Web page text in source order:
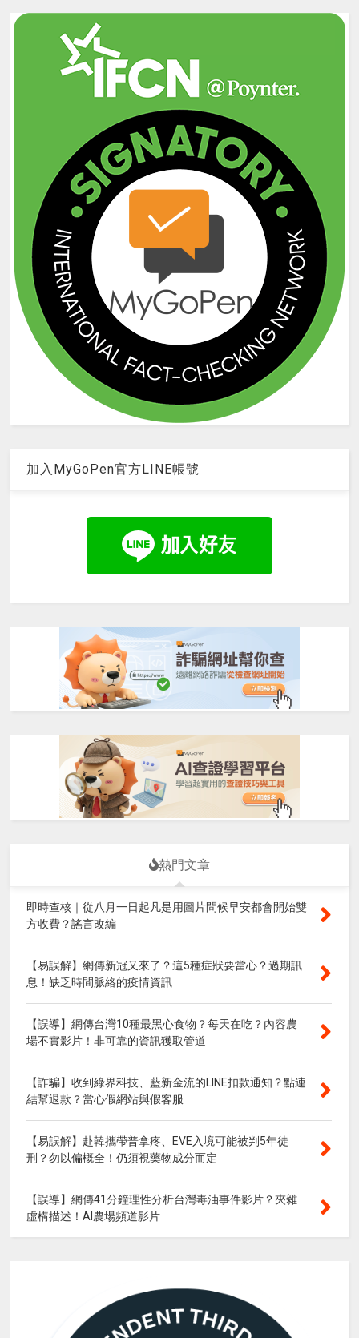
加入MyGoPen官方LINE帳號
熱門文章
即時查核｜從八月一日起凡是用圖片問候早安都會開始雙
方收費？謠言改編
【易誤解】網傳新冠又來了？這5種症狀要當心？過期訊
息！缺乏時間脈絡的疫情資訊
【誤導】網傳台灣10種最黑心食物？每天在吃？內容農
場不實影片！非可靠的資訊獲取管道
【詐騙】收到綠界科技、藍新金流的LINE扣款通知？點連
結幫退款？當心假網站與假客服
【易誤解】赴韓攜帶普拿疼、EVE入境可能被判5年徒
刑？勿以偏概全！仍須視藥物成分而定
【誤導】網傳41分鐘理性分析台灣毒油事件影片？夾雜
虛構描述！AI農場頻道影片